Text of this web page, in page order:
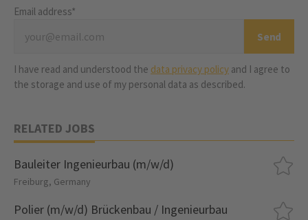
Email address*
I have read and understood the data privacy policy and I agree to
the storage and use of my personal data as described.
RELATED JOBS
Bauleiter Ingenieurbau (m/w/d)
Freiburg, Germany
Polier (m/w/d) Brückenbau / Ingenieurbau